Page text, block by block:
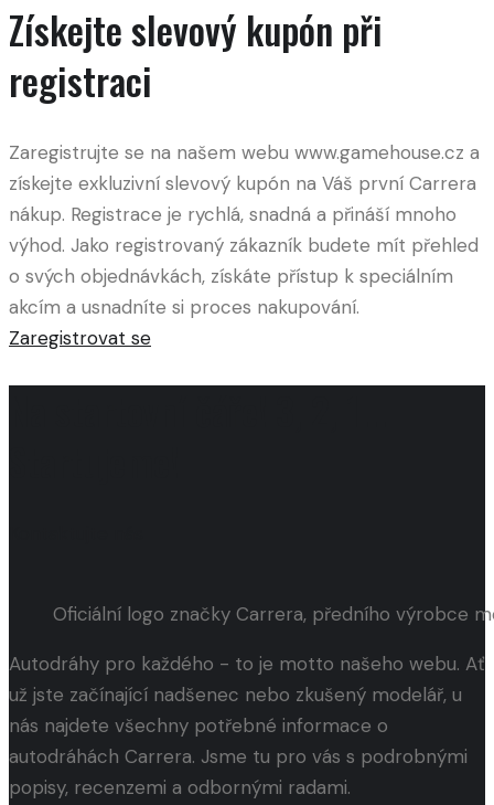
Získejte slevový kupón při
registraci
Zaregistrujte se na našem webu www.gamehouse.cz a
získejte exkluzivní slevový kupón na Váš první Carrera
nákup. Registrace je rychlá, snadná a přináší mnoho
výhod. Jako registrovaný zákazník budete mít přehled
o svých objednávkách, získáte přístup k speciálním
akcím a usnadníte si proces nakupování.
Zaregistrovat se
Oficiální logo značky Carrera, předního výrobce
Autodráhy pro každého - to je motto našeho webu. Ať
už jste začínající nadšenec nebo zkušený modelář, u
nás najdete všechny potřebné informace o
autodráhách Carrera. Jsme tu pro vás s podrobnými
popisy, recenzemi a odbornými radami.